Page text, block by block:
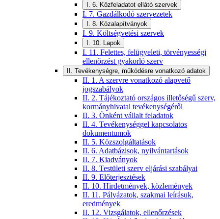
I. 6. Közfeladatot ellátó szervek
I. 7. Gazdálkodó szervezetek
I. 8. Közalapítványok
I. 9. Költségvetési szervek
I. 10. Lapok
I. 11. Felettes, felügyeleti, törvényességi
ellenőrzést gyakorló szerv
II. Tevékenységre, működésre vonatkozó adatok
II. 1. A szervre vonatkozó alapvető
jogszabályok
II. 2. Tájékoztató országos illetőségű szerv,
kormányhivatal tevékenységéről
II. 3. Önként vállalt feladatok
II. 4. Tevékenységgel kapcsolatos
dokumentumok
II. 5. Közszolgáltatások
II. 6. Adatbázisok, nyilvántartások
II. 7. Kiadványok
II. 8. Testületi szerv eljárási szabályai
II. 9. Előterjesztések
II. 10. Hirdetmények, közlemények
II. 11. Pályázatok, szakmai leírásuk,
eredmények
II. 12. Vizsgálatok, ellenőrzések